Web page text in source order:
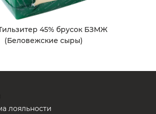
45% брусок БЗМЖ
(Беловежские сыры)
лояльности